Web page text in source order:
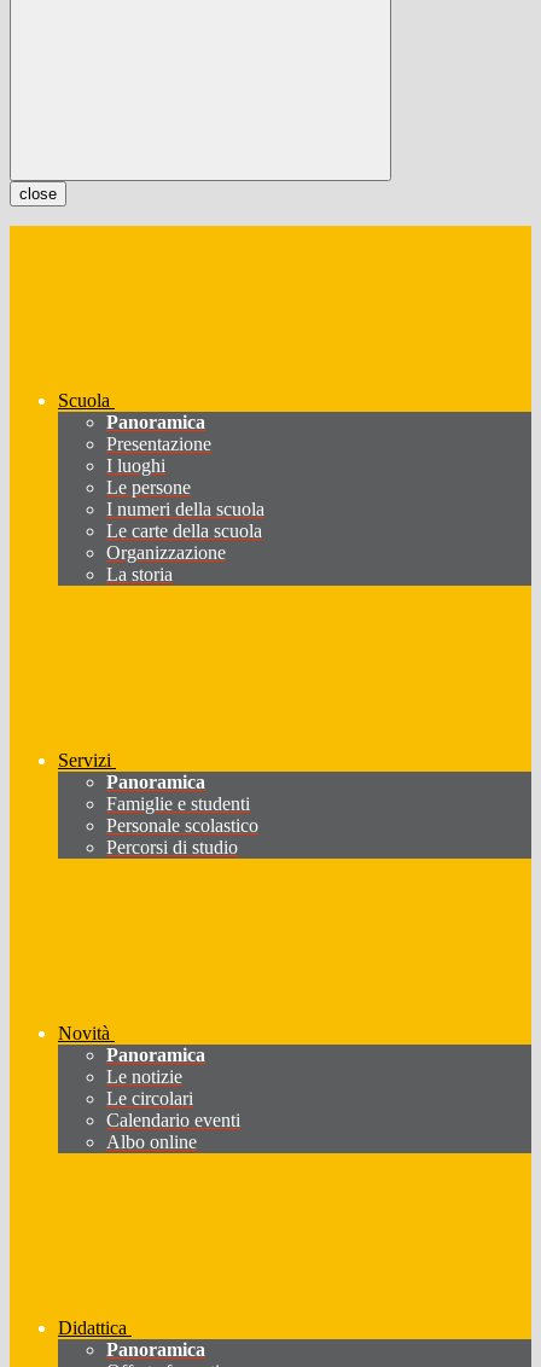
close
Scuola
Panoramica
Presentazione
I luoghi
Le persone
I numeri della scuola
Le carte della scuola
Organizzazione
La storia
Servizi
Panoramica
Famiglie e studenti
Personale scolastico
Percorsi di studio
Novità
Panoramica
Le notizie
Le circolari
Calendario eventi
Albo online
Didattica
Panoramica